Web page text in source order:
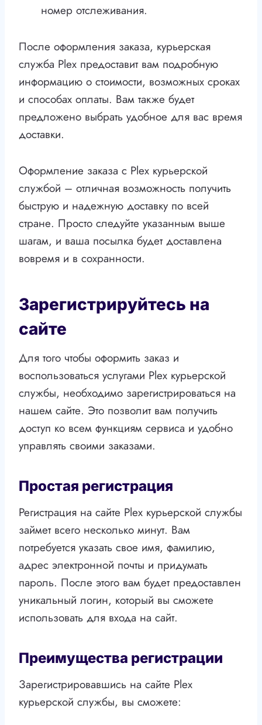
номер отслеживания.
После оформления заказа, курьерская
служба Plex предоставит вам подробную
информацию о стоимости, возможных сроках
и способах оплаты. Вам также будет
предложено выбрать удобное для вас время
доставки.
Оформление заказа с Plex курьерской
службой – отличная возможность получить
быструю и надежную доставку по всей
стране. Просто следуйте указанным выше
шагам, и ваша посылка будет доставлена
вовремя и в сохранности.
Зарегистрируйтесь на
сайте
Для того чтобы оформить заказ и
воспользоваться услугами Plex курьерской
службы, необходимо зарегистрироваться на
нашем сайте. Это позволит вам получить
доступ ко всем функциям сервиса и удобно
управлять своими заказами.
Простая регистрация
Регистрация на сайте Plex курьерской службы
займет всего несколько минут. Вам
потребуется указать свое имя, фамилию,
адрес электронной почты и придумать
пароль. После этого вам будет предоставлен
уникальный логин, который вы сможете
использовать для входа на сайт.
Преимущества регистрации
Зарегистрировавшись на сайте Plex
курьерской службы, вы сможете: